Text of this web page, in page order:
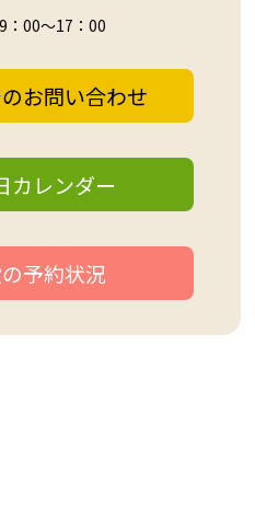
：00～17：00
お問い合わせ
カレンダー
予約状況